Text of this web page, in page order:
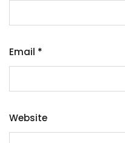
Email *
Website